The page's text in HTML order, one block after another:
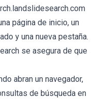
página de inicio, un
y una nueva pestaña.
se asegura de que
abran un navegador,
de búsqueda en